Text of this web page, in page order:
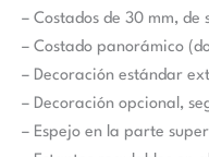
– Costados de 30 mm, de
– Costado panorámico
– Decoración estándar
– Decoración opcional,
– Espejo en la parte